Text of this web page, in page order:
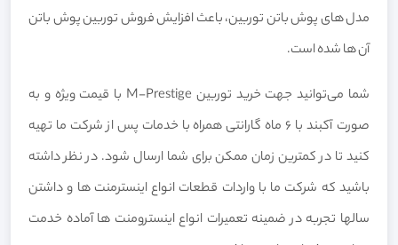
مدل های پوش باتن توربین، باعث افزایش فروش توربین پوش باتن
آن ها شده است.
شما می‌توانید جهت خرید توربین M-Prestige با قیمت ویژه و به
صورت آکبند با ۶ ماه گارانتی همراه با خدمات پس از شرکت ما تهیه
کنید تا در کمترین زمان ممکن برای شما ارسال شود. در نظر داشته
باشید که شرکت ما با واردات قطعات انواع اینسترمنت ها و داشتن
سالها تجربه در ضمینه تعمیرات انواع اینسترومنت ها آماده خدمت